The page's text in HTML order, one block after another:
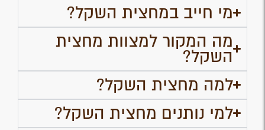
מי חייב במחצית השקל?
מה המקור למצוות מחצית
השקל?
למה מחצית השקל?
למי נותנים מחצית השקל?